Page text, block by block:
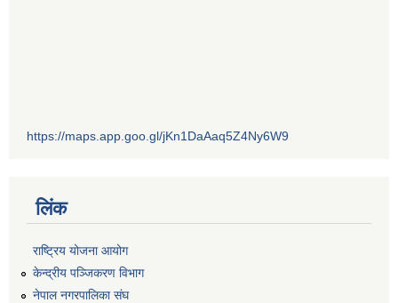
https://maps.app.goo.gl/jKn1DaAaq5Z4Ny6W9
लिंक
राष्ट्रिय योजना आयोग
केन्द्रीय पञ्जिकरण विभाग
नेपाल नगरपालिका संघ